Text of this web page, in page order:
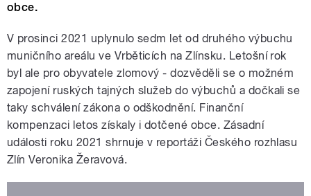
obce.
V prosinci 2021 uplynulo sedm let od druhého výbuchu
muničního areálu ve Vrběticích na Zlínsku. Letošní rok
byl ale pro obyvatele zlomový - dozvěděli se o možném
zapojení ruských tajných služeb do výbuchů a dočkali se
taky schválení zákona o odškodnění. Finanční
kompenzaci letos získaly i dotčené obce. Zásadní
události roku 2021 shrnuje v reportáži Českého rozhlasu
Zlín Veronika Žeravová.